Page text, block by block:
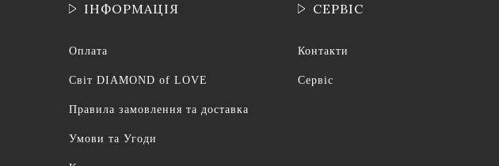
ІНФОРМАЦІЯ
Оплата
Світ DIAMOND of LOVE
Правила замовлення та доставка
Умови та Угоди
СЕРВІС
Контакти
Сервіс